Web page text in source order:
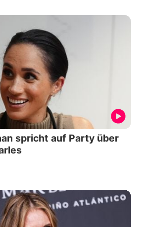
spricht auf Party über